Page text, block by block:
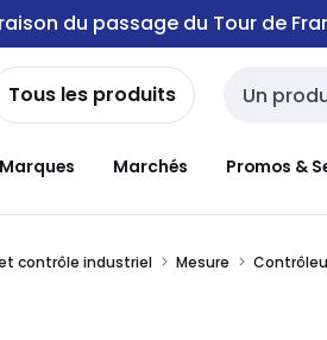
raison du passage du Tour de
Tous les produits Entrée de
Marques Marchés Promos &
contrôle industriel Mesure